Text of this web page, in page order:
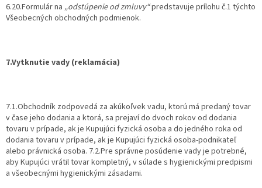
6.20.Formulár na „odstúpenie od zmluvy“predstavuje prílohu č.1 týchto
Všeobecných obchodných podmienok.
7.Vytknutie vady (reklamácia)
7.1.Obchodník zodpovedá za akúkoľvek vadu, ktorú má predaný tovar
v čase jeho dodania a ktorá, sa prejaví do dvoch rokov od dodania
tovaru v prípade, ak je Kupujúci fyzická osoba a do jedného roka od
dodania tovaru v prípade, ak je Kupujúci fyzická osoba-podnikateľ
alebo právnická osoba. 7.2.Pre správne posúdenie vady je potrebné,
aby Kupujúci vrátil tovar kompletný, v súlade s hygienickými predpismi
a všeobecnými hygienickými zásadami.